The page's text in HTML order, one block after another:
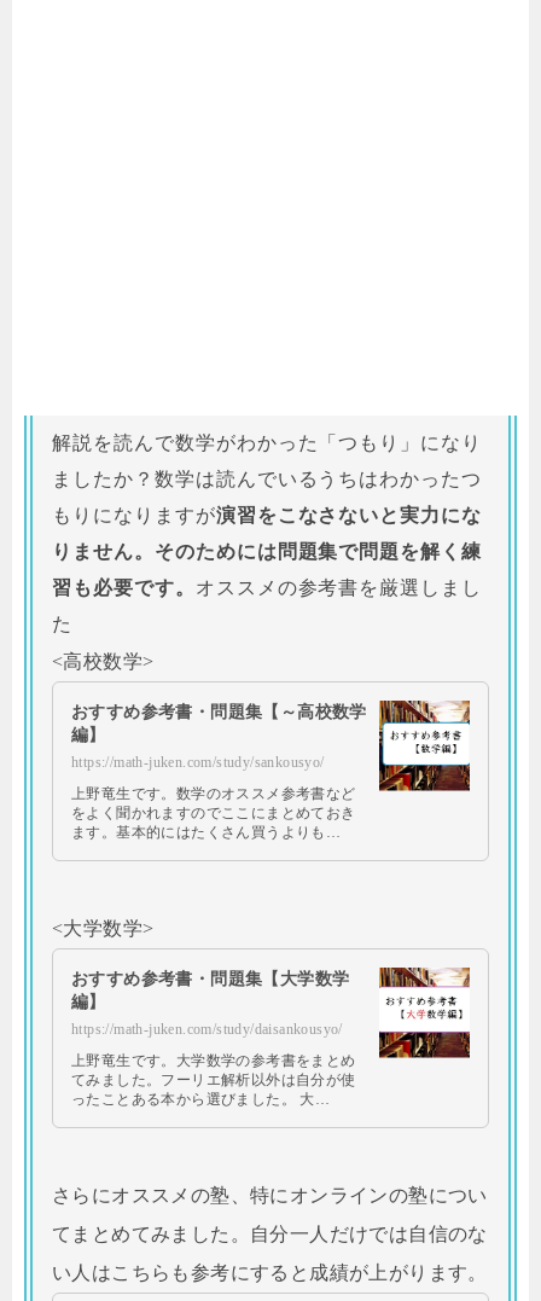
解説を読んで数学がわかった「つもり」になり
ましたか？数学は読んでいるうちはわかったつ
もりになりますが演習をこなさないと実力にな
りません。そのためには問題集で問題を解く練
習も必要です。 オススメの参考書を厳選しまし
た
<高校数学>
おすすめ参考書・問題集【～高校数学
編】
https://math-juken.com/study/sankousyo/
上野竜生です。数学のオススメ参考書など
をよく聞かれますのでここにまとめておき
ます。基本的にはたくさん買うよりも…
<大学数学>
おすすめ参考書・問題集【大学数学
編】
https://math-juken.com/study/daisankousyo/
上野竜生です。大学数学の参考書をまとめ
てみました。フーリエ解析以外は自分が使
ったことある本から選びました。 大…
さらにオススメの塾、特にオンラインの塾につい
てまとめてみました。自分一人だけでは自信のな
い人はこちらも参考にすると成績が上がります。